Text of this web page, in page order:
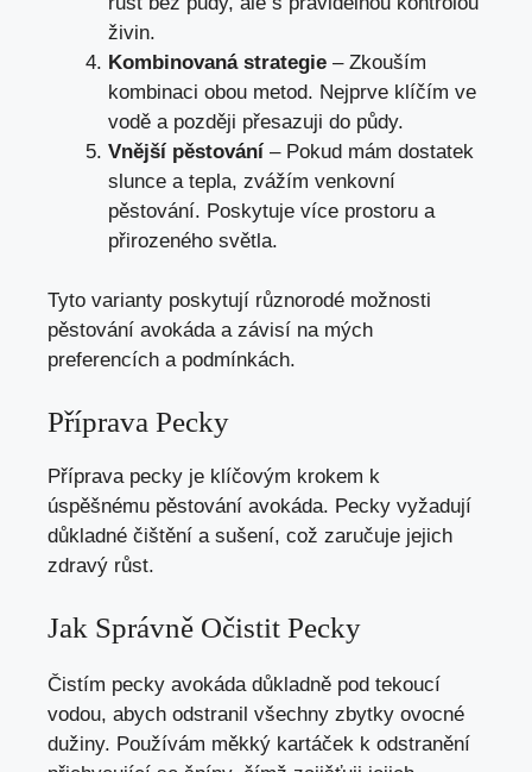
živin.
Kombinovaná strategie – Zkouším
kombinaci obou metod. Nejprve klíčím ve
vodě a později přesazuji do půdy.
Vnější pěstování – Pokud mám dostatek
slunce a tepla, zvážím venkovní
pěstování. Poskytuje více prostoru a
přirozeného světla.
Tyto varianty poskytují různorodé možnosti
pěstování avokáda a závisí na mých
preferencích a podmínkách.
Příprava Pecky
Příprava pecky je klíčovým krokem k
úspěšnému pěstování avokáda. Pecky vyžadují
důkladné čištění a sušení, což zaručuje jejich
zdravý růst.
Jak Správně Očistit Pecky
Čistím pecky avokáda důkladně pod tekoucí
vodou, abych odstranil všechny zbytky ovocné
dužiny. Používám měkký kartáček k odstranění